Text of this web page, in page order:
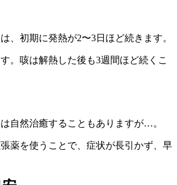
、初期に発熱が2〜3日ほど続きます。
。咳は解熱した後も3週間ほど続くこ
自然治癒することもありますが…。
薬を使うことで、症状が長引かず、早